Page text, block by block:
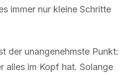
immer nur kleine Schritte
der unangenehmste Punkt:
alles im Kopf hat. Solange